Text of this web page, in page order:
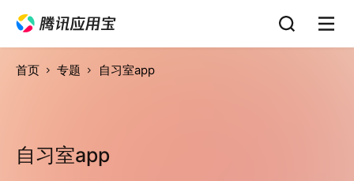
首页 专题 自习室app
自习室app